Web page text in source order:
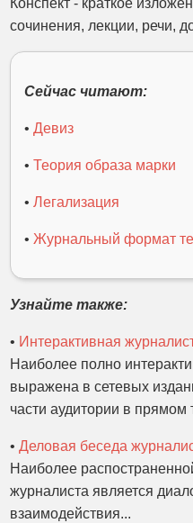
Конспект - краткое
сочинения, лекции, речи,
Сейчас читают:
•Девиз
•Теория образа марки
•Легализация
• Журнальный формат
Узнайте также:
• Интерактивная
Наиболее полно
выражена в сетевых
части аудитории в прямом
•Деловая беседа
Наиболее
журналиста является
взаимодействия...